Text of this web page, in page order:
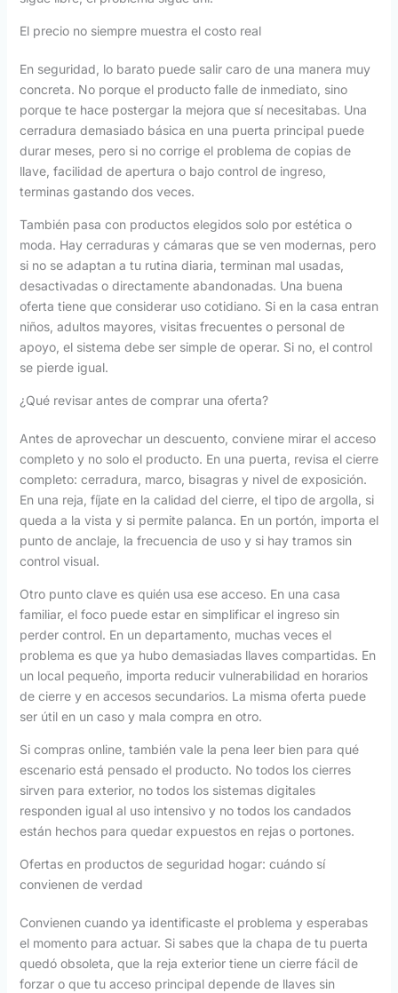
El precio no siempre muestra el costo real
En seguridad, lo barato puede salir caro de una manera muy
concreta. No porque el producto falle de inmediato, sino
porque te hace postergar la mejora que sí necesitabas. Una
cerradura demasiado básica en una puerta principal puede
durar meses, pero si no corrige el problema de copias de
llave, facilidad de apertura o bajo control de ingreso,
terminas gastando dos veces.
También pasa con productos elegidos solo por estética o
moda. Hay cerraduras y cámaras que se ven modernas, pero
si no se adaptan a tu rutina diaria, terminan mal usadas,
desactivadas o directamente abandonadas. Una buena
oferta tiene que considerar uso cotidiano. Si en la casa entran
niños, adultos mayores, visitas frecuentes o personal de
apoyo, el sistema debe ser simple de operar. Si no, el control
se pierde igual.
¿Qué revisar antes de comprar una oferta?
Antes de aprovechar un descuento, conviene mirar el acceso
completo y no solo el producto. En una puerta, revisa el cierre
completo: cerradura, marco, bisagras y nivel de exposición.
En una reja, fíjate en la calidad del cierre, el tipo de argolla, si
queda a la vista y si permite palanca. En un portón, importa el
punto de anclaje, la frecuencia de uso y si hay tramos sin
control visual.
Otro punto clave es quién usa ese acceso. En una casa
familiar, el foco puede estar en simplificar el ingreso sin
perder control. En un departamento, muchas veces el
problema es que ya hubo demasiadas llaves compartidas. En
un local pequeño, importa reducir vulnerabilidad en horarios
de cierre y en accesos secundarios. La misma oferta puede
ser útil en un caso y mala compra en otro.
Si compras online, también vale la pena leer bien para qué
escenario está pensado el producto. No todos los cierres
sirven para exterior, no todos los sistemas digitales
responden igual al uso intensivo y no todos los candados
están hechos para quedar expuestos en rejas o portones.
Ofertas en productos de seguridad hogar: cuándo sí
convienen de verdad
Convienen cuando ya identificaste el problema y esperabas
el momento para actuar. Si sabes que la chapa de tu puerta
quedó obsoleta, que la reja exterior tiene un cierre fácil de
forzar o que tu acceso principal depende de llaves sin